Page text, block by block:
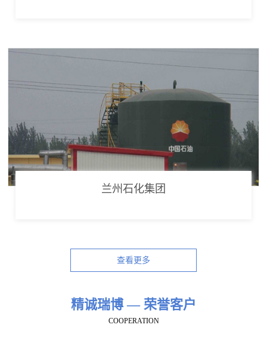
兰州石化集团
查看更多
精诚瑞博 — 荣誉客户
COOPERATION